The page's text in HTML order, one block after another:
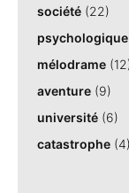
société (22)
psychologique
mélodrame
aventure (9)
université (6)
catastrophe (4)